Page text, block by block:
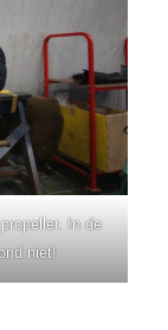
In de
niet!